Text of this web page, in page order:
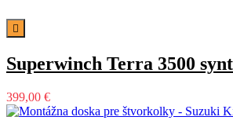

Superwinch Terra 3500
399,00 €